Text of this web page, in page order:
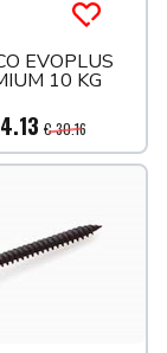
al carrello
EVOPLUS
10 KG
€ 30.16